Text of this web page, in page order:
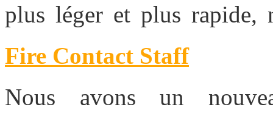
plus léger et plus
Fire Contact Staff
Nous avons un